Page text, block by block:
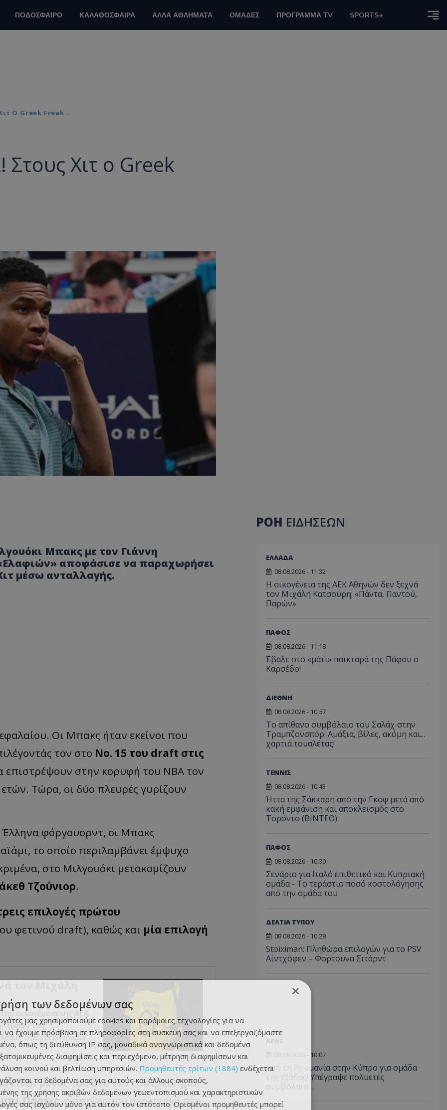
ΠΟΔΟΣΦΑΙΡΟ ΚΑΛΑΘΟΣΦΑΙΡΑ ΑΛΛΑ ΑΘΛΗΜΑΤΑ ΟΜΑΔΕΣ ΠΡΟΓΡΑΜΜΑ TV SPORTS+
Ο Greek Freak...
Στους Χιτ ο Greek
Μπακς με τον Γιάννη
αποφάσισε να παραχωρήσει
μέσω ανταλλαγής.
Οι Μπακς ήταν εκείνοι που
τον στο Νο. 15 του draft στις
επιστρέψουν στην κορυφή του ΝΒΑ τον
Τώρα, οι δύο πλευρές γυρίζουν
φόργουορντ, οι Μπακς
το οποίο περιλαμβάνει έμψυχο
στο Μιλγουόκι μετακομίζουν
Τζούνιορ.
επιλογές πρώτου
φετινού draft), καθώς και μία επιλογή
τον Μιχάλη
οικογένεια της ΑΕΚ
τον
στα social media.
μόνος του στο νέο του ξεκίνημα,
Πόρτις, ο οποίος τον ακολουθεί στο
ΡΟΗ ΕΙΔΗΣΕΩΝ
ΕΛΛΑΔΑ
08.08.2026 - 11:32
Η οικογένεια της ΑΕΚ Αθηνών δεν ξεχνά
τον Μιχάλη Κατσούρη: «Πάντα, Παντού,
Παρών»
ΠΑΦΟΣ
08.08.2026 - 11:18
Έβαλε στο «μάτι» παικταρά της Πάφου ο
Καρσέδο!
ΔΙΕΘΝΗ
08.08.2026 - 10:57
Το απίθανο συμβόλαιο του Σαλάχ στην
Τραμπζονσπόρ: Αμάξια, βίλες, ακόμη και...
χαρτιά τουαλέτας!
ΤΕΝΝΙΣ
08.08.2026 - 10:43
Ήττα της Σάκκαρη από την Γκοφ μετά από
κακή εμφάνιση και αποκλεισμός στο
Τορόντο (ΒΙΝΤΕΟ)
ΠΑΦΟΣ
08.08.2026 - 10:30
Σενάριο για Ιταλό επιθετικό και Κυπριακή
ομάδα - Το τεράστιο ποσό κοστολόγησης
από την ομάδα του
ΔΕΛΤΙΑ ΤΥΠΟΥ
08.08.2026 - 10:28
Stoiximan: Πληθώρα επιλογών για το PSV
Αϊντχόφεν – Φορτούνα Σιτάρντ
08.08.2026 - 10:07
Από τη Ρουμανία στην Κύπρο για ομάδα
της εξάδας! Υπέγραψε πολυετές
συμβόλαιο...
×
των δεδομένων σας
μας χρησιμοποιούμε cookies και παρόμοιες τεχνολογίες για να
να έχουμε πρόσβαση σε πληροφορίες στη συσκευή σας και να επεξεργαζόμαστε
όπως τη διεύθυνση IP σας, μοναδικά αναγνωριστικά και δεδομένα
διαφημίσεις και περιεχόμενο, μέτρηση διαφημίσεων και
κοινού και βελτίωση υπηρεσιών. Προμηθευτές τρίτων (1884) ενδέχεται
τα δεδομένα σας για αυτούς και άλλους σκοπούς,
της χρήσης ακριβών δεδομένων γεωεντοπισμού και χαρακτηριστικών
σας ισχύουν μόνο για αυτόν τον ιστότοπο. Ορισμένοι προμηθευτές μπορεί